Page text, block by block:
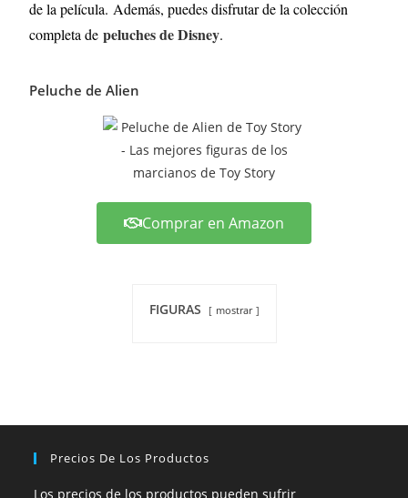
de la película. Además, puedes disfrutar de la colección
completa depeluches de Disney.
Peluche de Alien
Comprar en Amazon
FIGURAS mostrar
Precios De Los Productos
Los precios de los productos pueden sufrir